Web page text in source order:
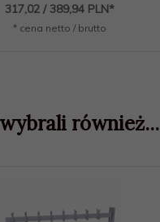
317,02 / 389,94 PLN*
* cena netto / brutto
również...